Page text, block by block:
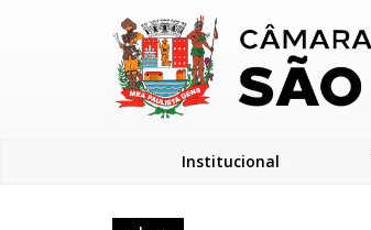
Institucional